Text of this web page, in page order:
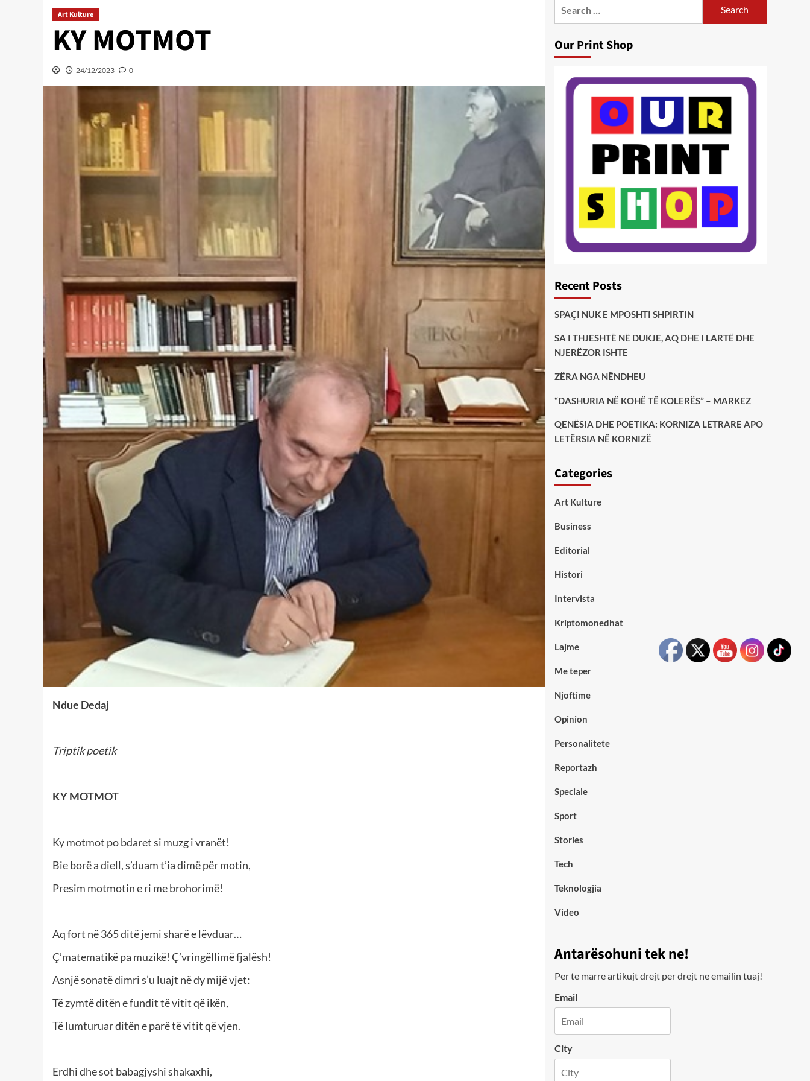
Art Kulture
KY MOTMOT
24/12/2023 0
Ndue Dedaj
Triptik poetik
KY MOTMOT
Ky motmot po bdaret si muzg i vranët!
Bie borë a diell, s’duam t’ia dimë për motin,
Presim motmotin e ri me brohorimë!
Aq fort në 365 ditë jemi sharë e lëvduar…
Ç’matematikë pa muzikë! Ç’vringëllimë fjalësh!
Asnjë sonatë dimri s’u luajt në dy mijë vjet:
Të zymtë ditën e fundit të vitit që ikën,
Të lumturuar ditën e parë të vitit që vjen.
Erdhi dhe sot babagjyshi shakaxhi,
Our Print Shop
Recent Posts
SPAÇI NUK E MPOSHTI SHPIRTIN
SA I THJESHTË NË DUKJE, AQ DHE I LARTË DHE
NJERËZOR ISHTE
ZËRA NGA NËNDHEU
“DASHURIA NË KOHË TË KOLERËS” – MARKEZ
QENËSIA DHE POETIKA: KORNIZA LETRARE APO
LETËRSIA NË KORNIZË
Categories
Art Kulture
Business
Editorial
Histori
Intervista
Kriptomonedhat
Lajme
Me teper
Njoftime
Opinion
Personalitete
Reportazh
Speciale
Sport
Stories
Tech
Teknologjia
Video
Antarësohuni tek ne!
Per te marre artikujt drejt per drejt ne emailin tuaj!
Email
City